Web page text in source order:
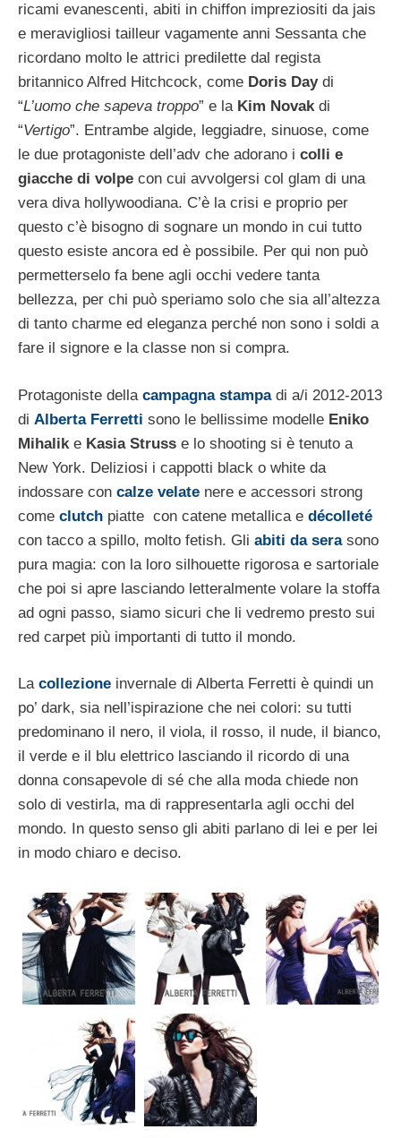
ricami evanescenti, abiti in chiffon impreziositi da jais
e meravigliosi tailleur vagamente anni Sessanta che
ricordano molto le attrici predilette dal regista
britannico Alfred Hitchcock, come Doris Daydi
“L’uomo che sapeva troppo” e la Kim Novakdi
“Vertigo”. Entrambe algide, leggiadre, sinuose, come
le due protagoniste dell’adv che adorano i colli e
giacche di volpe con cui avvolgersi col glam di una
vera diva hollywoodiana. C’è la crisi e proprio per
questo c’è bisogno di sognare un mondo in cui tutto
questo esiste ancora ed è possibile. Per qui non può
permetterselo fa bene agli occhi vedere tanta
bellezza, per chi può speriamo solo che sia all’altezza
di tanto charme ed eleganza perché non sono i soldi a
fare il signore e la classe non si compra.
Protagoniste della campagna stampadi a/i 2012-2013
di Alberta Ferretti sono le bellissime modelle Eniko
Mihalik e Kasia Struss e lo shooting si è tenuto a
New York. Deliziosi i cappotti black o white da
indossare con calze velate nere e accessori strong
come clutch piatte con catene metallica e décolleté
con tacco a spillo, molto fetish. Gli abiti da serasono
pura magia: con la loro silhouette rigorosa e sartoriale
che poi si apre lasciando letteralmente volare la stoffa
ad ogni passo, siamo sicuri che li vedremo presto sui
red carpet più importanti di tutto il mondo.
La collezione invernale di Alberta Ferretti è quindi un
po’ dark, sia nell’ispirazione che nei colori: su tutti
predominano il nero, il viola, il rosso, il nude, il bianco,
il verde e il blu elettrico lasciando il ricordo di una
donna consapevole di sé che alla moda chiede non
solo di vestirla, ma di rappresentarla agli occhi del
mondo. In questo senso gli abiti parlano di lei e per lei
in modo chiaro e deciso.